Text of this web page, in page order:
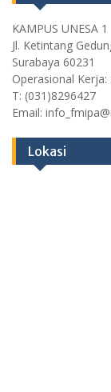
KAMPUS UNESA 1
Jl. Ketintang
Surabaya 60231
Operasional Kerja:
T: (031)8296427
Email:
Lokasi